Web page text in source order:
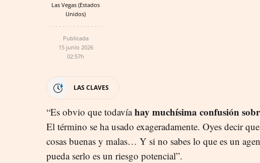
Las Vegas (Estados
Unidos)
Publicada
15 junio 2026
02:57h
LAS CLAVES
“Es obvio que todavíahay muchísima confusión
El término se ha usado exageradamente. Oyes decir
cosas buenas y malas… Y si no sabes lo que es un
pueda serlo es un riesgo potencial”.